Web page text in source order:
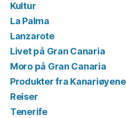
Kultur
La Palma
Lanzarote
Livet på Gran Canaria
Moro på Gran Canaria
Produkter fra Kanariøyene
Reiser
Tenerife